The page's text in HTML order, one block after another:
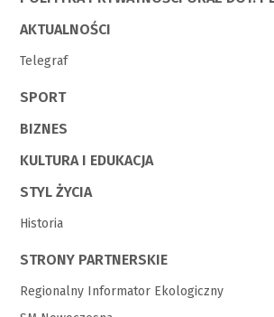
AKTUALNOŚCI
Telegraf
SPORT
BIZNES
KULTURA I EDUKACJA
STYL ŻYCIA
Historia
STRONY PARTNERSKIE
Regionalny Informator Ekologiczny